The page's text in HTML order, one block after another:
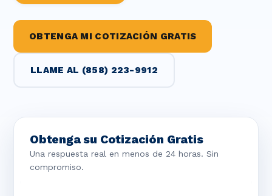
OBTENGA MI COTIZACIÓN GRATIS
LLAME AL (858) 223-9912
Obtenga su Cotización Gratis
Una respuesta real en menos de 24 horas. Sin
compromiso.